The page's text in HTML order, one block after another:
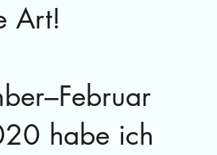
Art!
habe ich